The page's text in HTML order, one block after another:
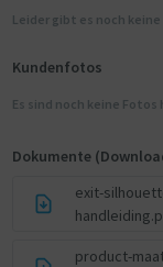
Leider gibt es noch
Kundenfotos
Es sind noch keine
Dokumente
exit-
product-